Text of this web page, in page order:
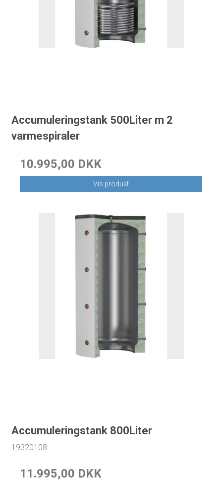
Accumuleringstank 500Liter m 2
varmespiraler
10.995,00 DKK
Vis produkt
Accumuleringstank 800Liter
19320108
11.995,00 DKK